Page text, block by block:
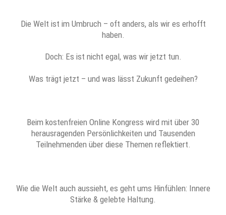
Die Welt ist im Umbruch – oft anders, als wir es erhofft
haben.
Doch: Es ist nicht egal, was wir jetzt tun.
Was trägt jetzt – und was lässt Zukunft gedeihen?
Beim kostenfreien Online Kongress wird mit über 30
herausragenden Persönlichkeiten und Tausenden
Teilnehmenden über diese Themen reflektiert.
Wie die Welt auch aussieht, es geht ums Hinfühlen: Innere
Stärke & gelebte Haltung.